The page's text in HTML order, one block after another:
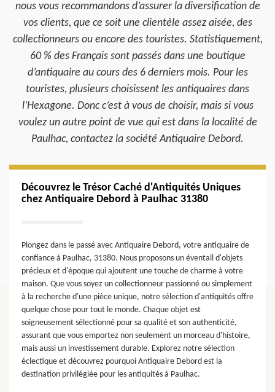
nous vous recommandons d’assurer la diversification de
vos clients, que ce soit une clientèle assez aisée, des
collectionneurs ou encore des touristes. Statistiquement,
60 % des Français sont passés dans une boutique
d’antiquaire au cours des 6 derniers mois. Pour les
touristes, plusieurs choisissent les antiquaires dans
l’Hexagone. Donc c’est à vous de choisir, mais si vous
voulez un autre point de vue qui est dans la localité de
Paulhac, contactez la société Antiquaire Debord.
Découvrez le Trésor Caché d'Antiquités Uniques
chez Antiquaire Debord à Paulhac 31380
Plongez dans le passé avec Antiquaire Debord, votre antiquaire de
confiance à Paulhac, 31380. Nous proposons un éventail d'objets
précieux et d'époque qui ajoutent une touche de charme à votre
maison. Que vous soyez un collectionneur passionné ou simplement
à la recherche d'une pièce unique, notre sélection d'antiquités offre
quelque chose pour tout le monde. Chaque objet est
soigneusement sélectionné pour sa qualité et son authenticité,
assurant que vous emportez non seulement un morceau d'histoire,
mais aussi un investissement durable. Explorez notre sélection
éclectique et découvrez pourquoi Antiquaire Debord est la
destination privilégiée pour les antiquités à Paulhac.